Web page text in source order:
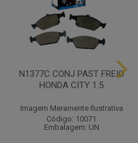
N1377C CONJ PAST FREIO
HONDA CITY 1.5
Imagem Meramente Ilustrativa
Código: 10071
Embalagem: UN